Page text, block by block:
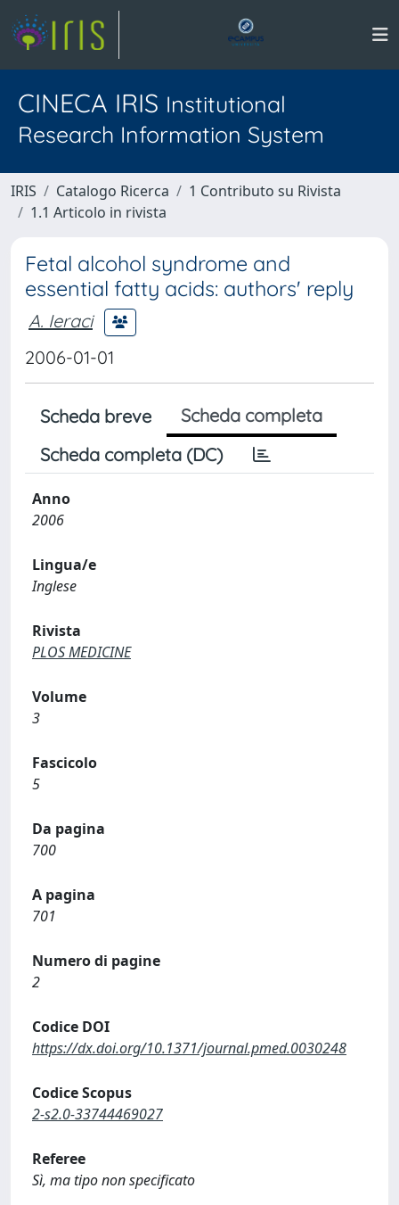
CINECA IRIS Institutional
Research Information System
IRIS Catalogo Ricerca
1 Contributo su Rivista
1.1 Articolo in rivista
Fetal alcohol syndrome and
essential fatty acids: authors' reply
A. Ieraci
2006-01-01
Scheda breve
Scheda completa
Scheda completa (DC)
Anno
2006
Lingua/e
Inglese
Rivista
PLOS MEDICINE
Volume
3
Fascicolo
5
Da pagina
700
A pagina
701
Numero di pagine
2
Codice DOI
https://dx.doi.org/10.1371/journal.pmed.0030248
Codice Scopus
2-s2.0-33744469027
Referee
Sì, ma tipo non specificato